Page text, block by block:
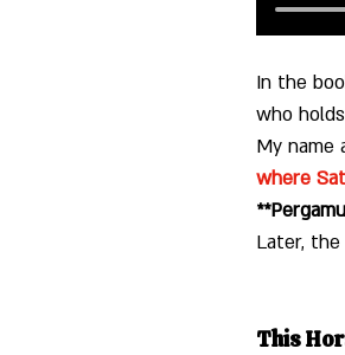
In the
who
My name
where
Later,
This